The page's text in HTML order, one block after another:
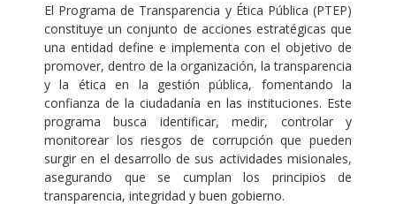
El Programa de Transparencia y Ética Pública (PTEP)
constituye un conjunto de acciones estratégicas que
una entidad define e implementa con el objetivo de
promover, dentro de la organización, la transparencia
y la ética en la gestión pública, fomentando la
confianza de la ciudadanía en las instituciones. Este
programa busca identificar, medir, controlar y
monitorear los riesgos de corrupción que pueden
surgir en el desarrollo de sus actividades misionales,
asegurando que se cumplan los principios de
transparencia, integridad y buen gobierno.